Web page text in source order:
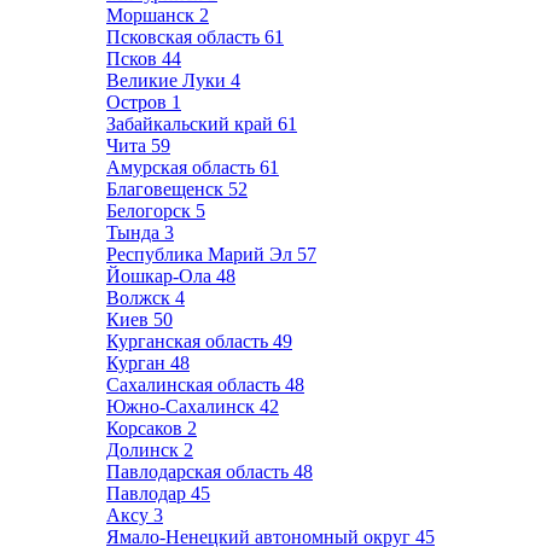
Моршанск 2
Псковская область 61
Псков 44
Великие Луки 4
Остров 1
Забайкальский край 61
Чита 59
Амурская область 61
Благовещенск 52
Белогорск 5
Тында 3
Республика Марий Эл 57
Йошкар-Ола 48
Волжск 4
Киев 50
Курганская область 49
Курган 48
Сахалинская область 48
Южно-Сахалинск 42
Корсаков 2
Долинск 2
Павлодарская область 48
Павлодар 45
Аксу 3
Ямало-Ненецкий автономный округ 45